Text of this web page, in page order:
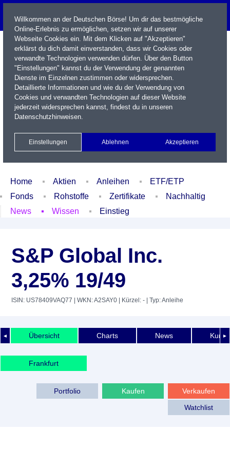
Name / WKN / ISIN / Kürzel
Xetra Realtime
Watchlist Portfolio Login
Home Aktien Anleihen
ETF/ETP
Fonds
Rohstoffe Zertifikate
Nachhaltig
News
Wissen Einstieg
S&P Global Inc.
3,25% 19/49
ISIN: US78409VAQ77 | WKN: A2SAY0 | Kürzel: - | Typ: Anleihe
◄ ►
Übersicht Charts News
Frankfurt
Verkaufen
Kaufen
Portfolio
Watchlist
Willkommen an der Deutschen Börse! Um dir das bestmögliche
Online-Erlebnis zu ermöglichen, setzen wir auf unserer
Webseite Cookies ein. Mit dem Klicken auf "Akzeptieren"
erklärst du dich damit einverstanden, dass wir Cookies oder
verwandte Technologien verwenden dürfen. Über den Button
"Einstellungen" kannst du der Verwendung der genannten
Dienste im Einzelnen zustimmen oder widersprechen.
Detaillierte Informationen und wie du der Verwendung von
Cookies und verwandten Technologien auf dieser Website
jederzeit widersprechen kannst, findest du in unseren
Datenschutzhinweisen.
Einstellungen Ablehnen Akzeptieren